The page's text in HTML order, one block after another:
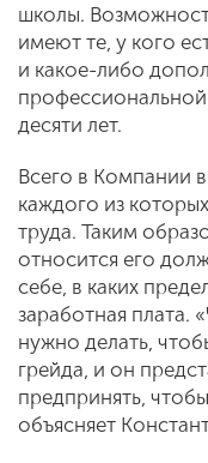
школы.
имеют те, у кого
и какое-либо
десяти лет.
Всего в Компании
каждого из
труда. Таким
относится его
себе, в каких
заработная плата.
нужно делать,
грейда, и он
предпринять,
объясняет